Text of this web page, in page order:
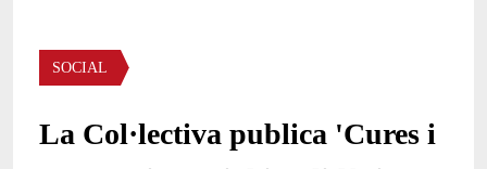
Àmbit de la notícia
SOCIAL
La Col·lectiva publica 'Cures i